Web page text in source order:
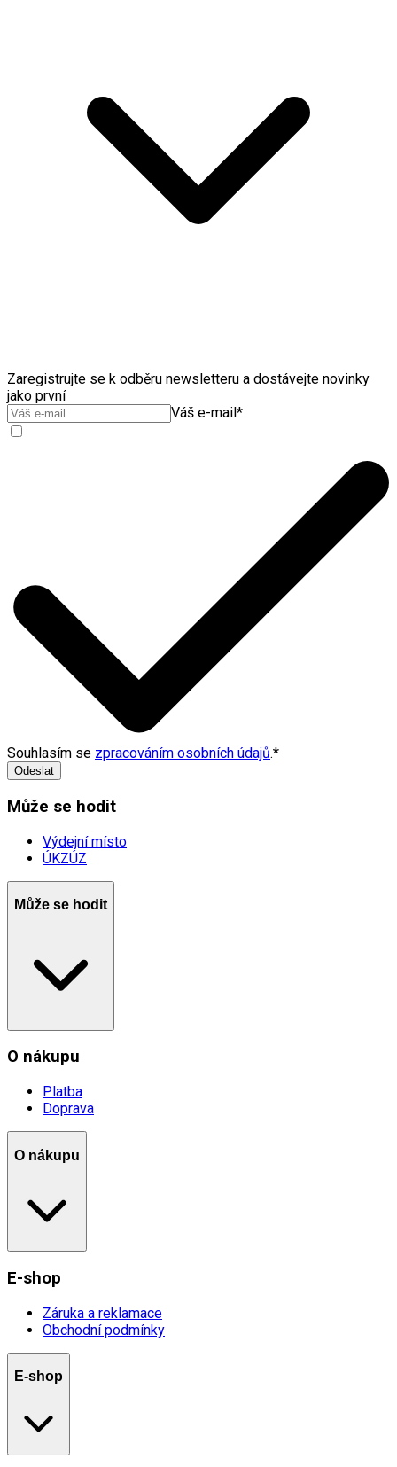
Zaregistrujte se k odběru newsletteru a dostávejte novinky
jako první
Váš e-mail*
Souhlasím se zpracováním osobních údajů.*
Odeslat
Může se hodit
Výdejní místo
ÚKZÚZ
Může se hodit
O nákupu
Platba
Doprava
O nákupu
E-shop
Záruka a reklamace
Obchodní podmínky
E-shop